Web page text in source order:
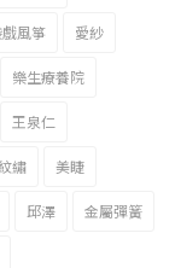
風箏 愛紗
樂生療養院
王泉仁
繡 美睫
邱澤 金屬彈簧